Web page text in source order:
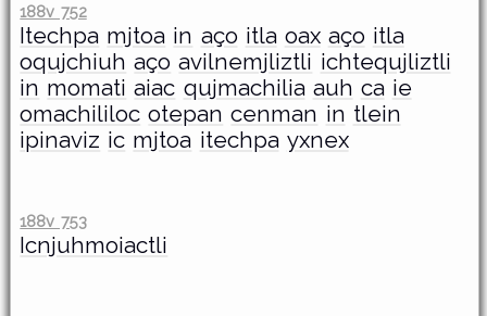
188v 752
Itechpa mjtoa in aço itla oax aço itla
oqujchiuh aço avilnemjliztli ichtequjliztli
in momati aiac qujmachilia auh ca ie
omachililoc otepan cenman in tlein
ipinaviz ic mjtoa itechpa yxnex
188v 753
Icnjuhmoiactli